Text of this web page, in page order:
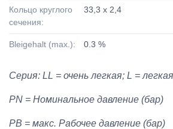
Кольцо круглого
сечения:
33,3 x 2,4
Bleigehalt (max.): 0.3 %
Серия: LL = очень легкая; L =
PN = Номинальное давление (бар)
PB = макс. Рабочее давление (бар)